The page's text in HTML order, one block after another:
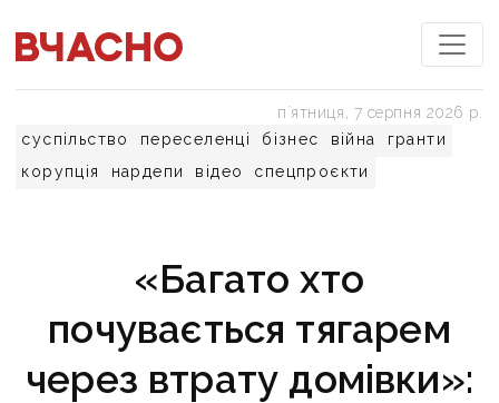
суспільство переселенці бізнес війна
гранти
корупція
нардепи відео спецпроєкти
пʼятниця, 7 серпня 2026 р.
«Багато хто
почувається тягарем
через втрату домівки»: